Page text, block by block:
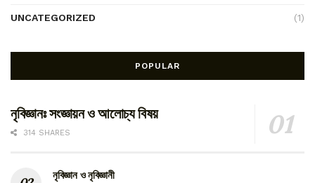
UNCATEGORIZED (1)
POPULAR
নৃবিজ্ঞানঃ সংজ্ঞায়ন ও আলোচ্য বিষয়
314 SHARES
নৃবিজ্ঞান ও নৃবিজ্ঞানী